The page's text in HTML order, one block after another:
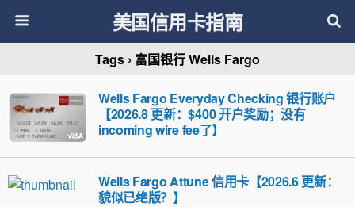
美国信用卡指南
Tags › 富国银行 Wells Fargo
Wells Fargo Everyday Checking 银行账户
【2026.8 更新：$400 开户奖励；没有
incoming wire fee了】
Wells Fargo Attune 信用卡【2026.6 更新：
貌似已绝版？】